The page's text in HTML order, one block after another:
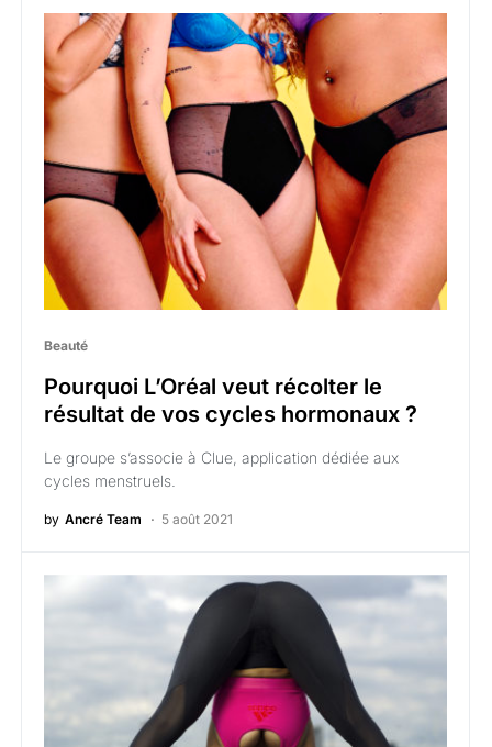
Beauté
Pourquoi L’Oréal veut récolter le
résultat de vos cycles hormonaux ?
Le groupe s’associe à Clue, application dédiée aux
cycles menstruels.
by Ancré Team 5 août 2021